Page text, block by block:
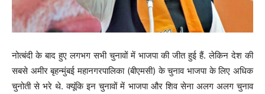
नोत्बंदी के बाद हुए लगभग सभी चुनावों में भाजपा की जीत हुई हैं. लेकिन देश की
सबसे अमीर बृहन्मुंबई महानगरपालिका (बीएमसी) के चुनाव भाजपा के लिए अधिक
चुनोती से भरे थे. क्यूंकि इन चुनावों में भाजपा और शिव सेना अलग अलग चुनाव